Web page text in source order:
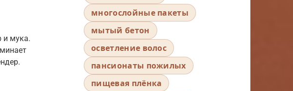
и мука.
многослойные пакеты
мытый бетон
осветление волос
пансионаты пожилых
пищевая плёнка